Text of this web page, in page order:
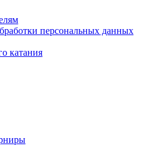
персональных данных
катания